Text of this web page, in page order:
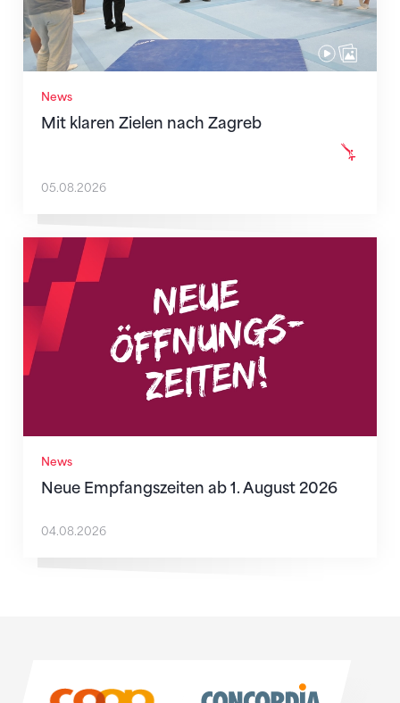
News
Mit klaren Zielen nach Zagreb
05.08.2026
News
Neue Empfangszeiten ab 1. August 2026
Neue Empfangszeiten ab 1. August 2026
04.08.2026